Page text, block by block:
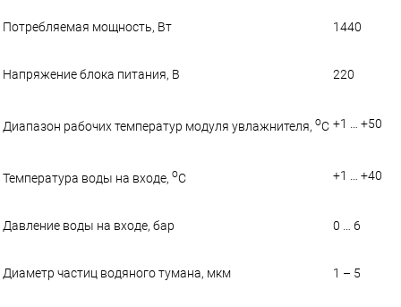
Потребляемая мощность, Вт 1440
Напряжение блока питания, В 220
Диапазон рабочих температур модуля увлажнителя, оС +1 … +50
Температура воды на входе, оС +1 … +40
Давление воды на входе, бар 0 … 6
Диаметр частиц водяного тумана, мкм 1 – 5